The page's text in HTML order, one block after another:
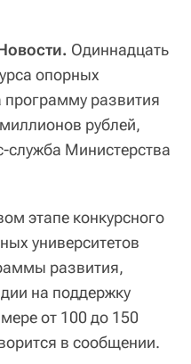
Одиннадцать
опорных
программу развития
рублей,
служба Министерства
этапе конкурсного
университетов
развития,
на поддержку
от 100 до 150
в сообщении.